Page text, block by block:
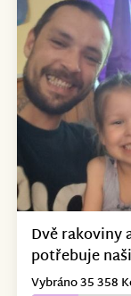
Dvě rakoviny
potřebuje
Vybráno 35 358